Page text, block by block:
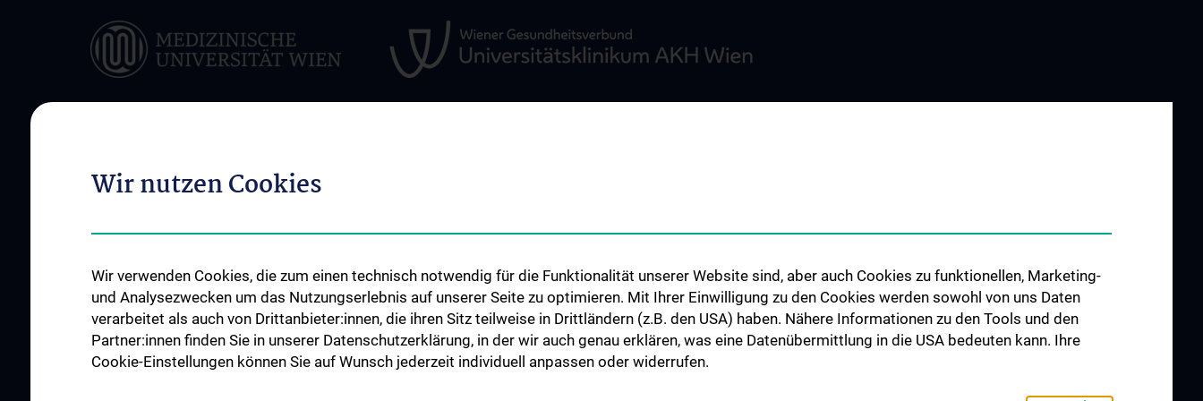
ÜBER UNS
Events
Kontakt
UNSERE KLINISCHEN
ABTEILUNGEN
Hämatologie und
Hämostaseologie
Information für Zuweiser:innen
Observer- und Fellowships
Kontakt
Wir nutzen Cookies
Wir verwenden Cookies, die zum einen technisch notwendig für die Funktionalität unserer Website sind, aber auch Cookies zu funktionellen, Marketing-
und Analysezwecken um das Nutzungserlebnis auf unserer Seite zu optimieren. Mit Ihrer Einwilligung zu den Cookies werden sowohl von uns Daten
verarbeitet als auch von Drittanbieter:innen, die ihren Sitz teilweise in Drittländern (z.B. den USA) haben. Nähere Informationen zu den Tools und den
Partner:innen finden Sie in unserer Datenschutzerklärung, in der wir auch genau erklären, was eine Datenübermittlung in die USA bedeuten kann. Ihre
Cookie-Einstellungen können Sie auf Wunsch jederzeit individuell anpassen oder widerrufen.